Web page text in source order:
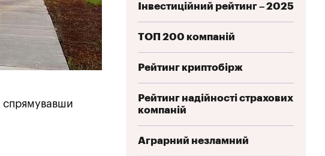
спрямувавши
Інвестиційний рейтинг – 2025
ТОП 200 компаній
Рейтинг криптобірж
Рейтинг надійності страхових
компаній
Аграрний незламний